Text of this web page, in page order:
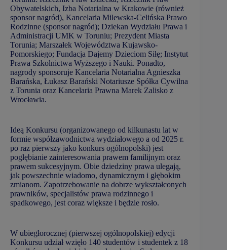
Obywatelskich, Izba Notarialna w Krakowie (również
sponsor nagród), Kancelaria Milewska-Celińska Prawo
Rodzinne (sponsor nagród); Dziekan Wydziału Prawa i
Administracji UMK w Toruniu; Prezydent Miasta
Torunia; Marszałek Województwa Kujawsko-
Pomorskiego; Fundacja Dajemy Dzieciom Siłę; Instytut
Prawa Szkolnictwa Wyższego i Nauki. Ponadto,
nagrody sponsoruje Kancelaria Notarialna Agnieszka
Barańska, Łukasz Barański Notariusze Spółka Cywilna
z Torunia oraz Kancelaria Prawna Marek Zalisko z
Wrocławia.
Ideą Konkursu (organizowanego od kilkunastu lat w
formie współzawodnictwa wydziałowego a od 2025 r.
po raz pierwszy jako konkurs ogólnopolski) jest
pogłębianie zainteresowania prawem familijnym oraz
prawem sukcesyjnym. Obie dziedziny prawa ulegają,
jak powszechnie wiadomo, dynamicznym i głębokim
zmianom. Zapotrzebowanie na dobrze wykształconych
prawników, specjalistów prawa rodzinnego i
spadkowego, jest coraz większe i będzie rosło.
W ubiegłorocznej (pierwszej ogólnopolskiej) edycji
Konkursu udział wzięło 140 studentów i studentek z 18